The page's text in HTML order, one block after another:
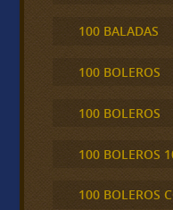
100 BALADAS
100 BOLEROS
100 BOLEROS
100 BOLEROS
100 BOLEROS